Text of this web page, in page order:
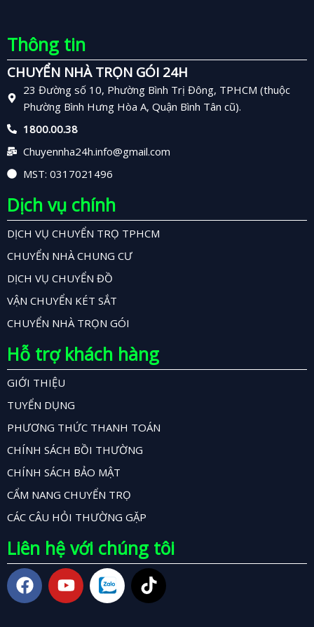
Thông tin
CHUYỂN NHÀ TRỌN GÓI 24H
23 Đường số 10, Phường Bình Trị Đông, TPHCM (thuộc
Phường Bình Hưng Hòa A, Quận Bình Tân cũ).
1800.00.38
Chuyennha24h.info@gmail.com
MST: 0317021496
Dịch vụ chính
DỊCH VỤ CHUYỂN TRỌ TPHCM
CHUYỂN NHÀ CHUNG CƯ
DỊCH VỤ CHUYỂN ĐỒ
VẬN CHUYỂN KÉT SẮT
CHUYỂN NHÀ TRỌN GÓI
Hỗ trợ khách hàng
GIỚI THIỆU
TUYỂN DỤNG
PHƯƠNG THỨC THANH TOÁN
CHÍNH SÁCH BỒI THƯỜNG
CHÍNH SÁCH BẢO MẬT
CẨM NANG CHUYỂN TRỌ
CÁC CÂU HỎI THƯỜNG GẶP
Liên hệ với chúng tôi
F
a
c
Y
o
u
T
i
k